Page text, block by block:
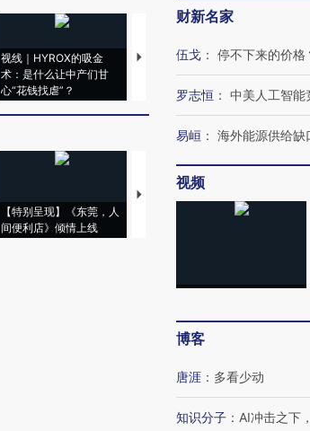
视线｜HYROX的吸金
术：是什么让中产们甘
心“花钱找虐”？
马航飞行员跨国走私7万
粒摇头丸 尿检体内含3种
视线
度Z
育部
【特别呈现】《东莞，人
间便利店》倾情上线
【推广】走进第四届链博
会，让数智科技“链”接产
【特
财新名家
伍戈 ： 停不下来的价格
罗志恒 ： 中美人工智能
易峘 ： 海外能源供给缺
视频
博客
唐涯 ： 多看少动
知识分子 ： AI冲击之下